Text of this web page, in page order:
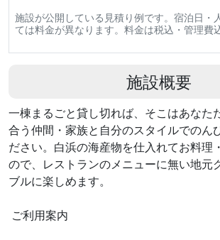
施設が公開している見積り例です。宿泊日・
ては料金が異なります。料金は税込・管理費込
施設概要
一棟まるごと貸し切れば、そこはあなた
合う仲間・家族と自分のスタイルでのん
ださい。白浜の海産物を仕入れてお料理
ので、レストランのメニューに無い地元
ブルに楽しめます。
­ ご利用案内